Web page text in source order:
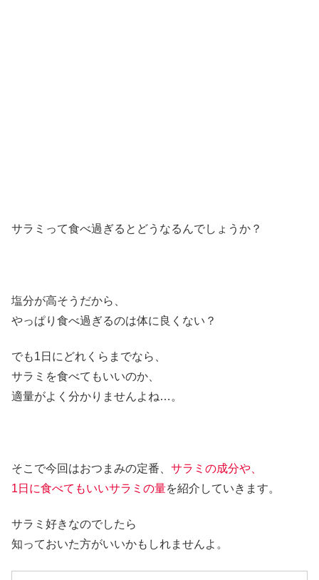
サラミって食べ過ぎるとどうなるんでしょうか？
塩分が高そうだから、
やっぱり食べ過ぎるのは体に良くない？
でも1日にどれくらまでなら、
サラミを食べてもいいのか、
適量がよく分かりませんよね…。
そこで今回はおつまみの定番、 サラミの成分や、
1日に食べてもいいサラミの量を紹介していきます。
サラミ好きなのでしたら
知っておいた方がいいかもしれませんよ。